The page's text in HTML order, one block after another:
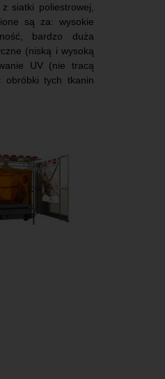
siatki poliestrowej,
są za: wysokie
bardzo duża
(niską i wysoką
UV (nie tracą
obróbki tych tkanin